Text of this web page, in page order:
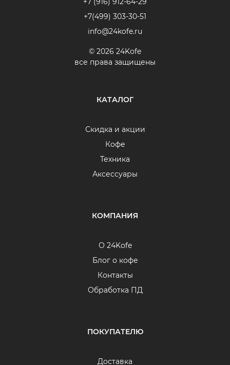
+7(499) 303-30-51
info@24kofe.ru
© 2026 24Kofe
все права защищены
КАТАЛОГ
Скидка и акции
Кофе
Техника
Аксессуары
КОМПАНИЯ
О 24Kofe
Блог о кофе
Контакты
Обработка ПД
ПОКУПАТЕЛЮ
Доставка